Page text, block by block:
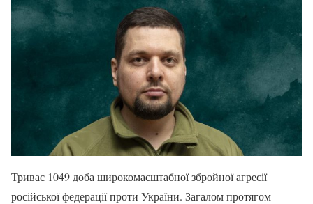
Триває 1049 доба широкомасштабної збройної агресії
російської федерації проти України. Загалом протягом